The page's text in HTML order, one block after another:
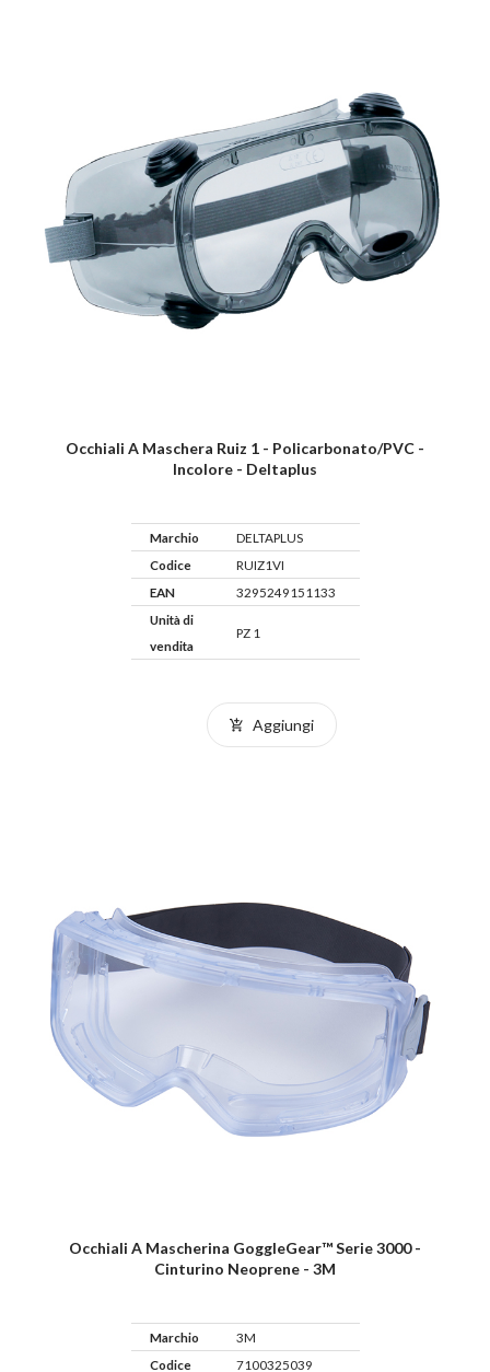
Occhiali A Maschera Ruiz 1 - Policarbonato/PVC -
Incolore - Deltaplus
Marchio
DELTAPLUS
Codice
RUIZ1VI
EAN
3295249151133
Unità di
vendita
PZ 1
Aggiungi
Occhiali A Mascherina GoggleGear™ Serie 3000 -
Cinturino Neoprene - 3M
Marchio
3M
Codice
7100325039